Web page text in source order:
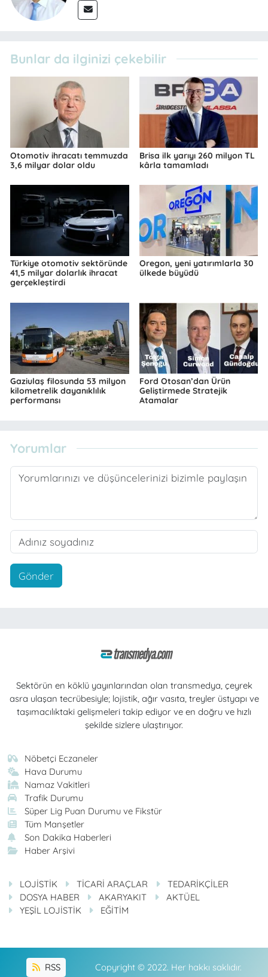
Bunlar da ilginizi çekebilir
Otomotiv ihracatı temmuzda
3,6 milyar dolar oldu
Brisa ilk yarıyı 260 milyon TL
kârla tamamladı
Türkiye otomotiv sektöründe
41,5 milyar dolarlık ihracat
gerçekleştirdi
Oregon, yeni yatırımlarla 30
ülkede büyüdü
Gaziulaş filosunda 53 milyon
kilometrelik dayanıklılık
performansı
Ford Otosan’dan Ürün
Geliştirmede Stratejik
Atamalar
Yorumlar
Gönder
Sektörün en köklü yayınlarından olan transmedya, çeyrek
asra ulaşan tecrübesiyle; lojistik, ağır vasıta, treyler üstyapı ve
taşımacılıktaki gelişmeleri takip ediyor ve en doğru ve hızlı
şekilde sizlere ulaştırıyor.
Nöbetçi Eczaneler
Hava Durumu
Namaz Vakitleri
Trafik Durumu
Süper Lig Puan Durumu ve Fikstür
Tüm Manşetler
Son Dakika Haberleri
Haber Arşivi
LOJİSTİK TİCARİ ARAÇLAR
TEDARİKÇİLER
DOSYA HABER
AKARYAKIT
AKTÜEL
YEŞİL LOJİSTİK
EĞİTİM
RSS Copyright © 2022. Her hakkı saklıdır.